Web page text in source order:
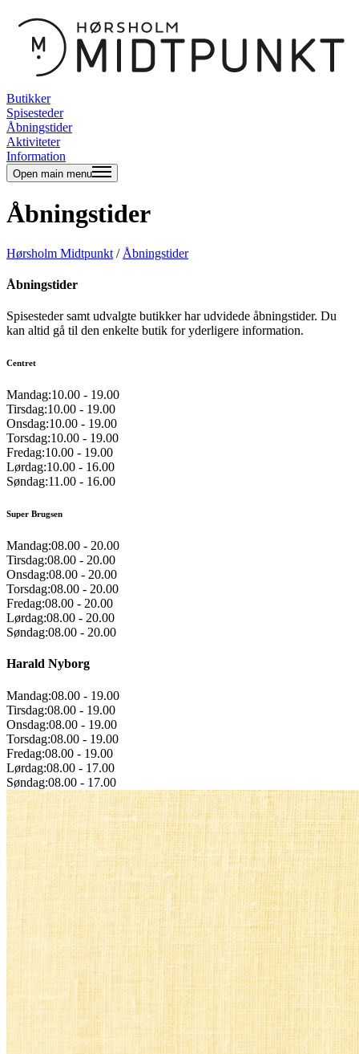
Butikker
Spisesteder
Åbningstider
Aktiviteter
Information
Open main menu
Åbningstider
Hørsholm Midtpunkt / Åbningstider
Åbningstider
Spisesteder samt udvalgte butikker har udvidede åbningstider. Du
kan altid gå til den enkelte butik for yderligere information.
Centret
Mandag:10.00 - 19.00
Tirsdag:10.00 - 19.00
Onsdag:10.00 - 19.00
Torsdag:10.00 - 19.00
Fredag:10.00 - 19.00
Lørdag:10.00 - 16.00
Søndag:11.00 - 16.00
Super Brugsen
Mandag:08.00 - 20.00
Tirsdag:08.00 - 20.00
Onsdag:08.00 - 20.00
Torsdag:08.00 - 20.00
Fredag:08.00 - 20.00
Lørdag:08.00 - 20.00
Søndag:08.00 - 20.00
Harald Nyborg
Mandag:08.00 - 19.00
Tirsdag:08.00 - 19.00
Onsdag:08.00 - 19.00
Torsdag:08.00 - 19.00
Fredag:08.00 - 19.00
Lørdag:08.00 - 17.00
Søndag:08.00 - 17.00